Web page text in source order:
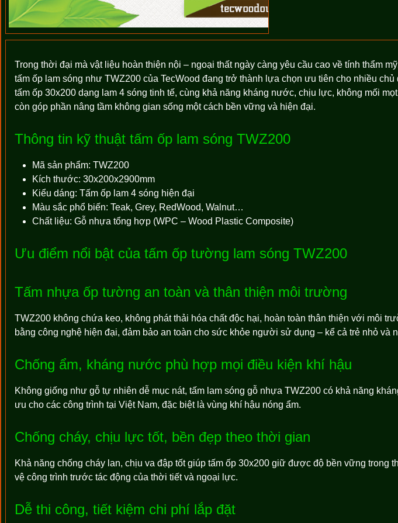
Trong thời đại mà vật liệu hoàn thiện nội – ngoại thất ngày càng yêu cầu cao về tính thẩm
tấm ốp lam sóng như TWZ200 của TecWood đang trở thành lựa chọn ưu tiên cho nhiều
tấm ốp 30x200 dạng lam 4 sóng tinh tế, cùng khả năng kháng nước, chịu lực, không mối
còn góp phần nâng tầm không gian sống một cách bền vững và hiện đại.
Thông tin kỹ thuật tấm ốp lam sóng TWZ200
Mã sản phẩm: TWZ200
Kích thước: 30x200x2900mm
Kiểu dáng: Tấm ốp lam 4 sóng hiện đại
Màu sắc phổ biến: Teak, Grey, RedWood, Walnut…
Chất liệu: Gỗ nhựa tổng hợp (WPC – Wood Plastic Composite)
Ưu điểm nổi bật của tấm ốp tường lam sóng TWZ200
Tấm nhựa ốp tường an toàn và thân thiện môi trường
TWZ200 không chứa keo, không phát thải hóa chất độc hại, hoàn toàn thân thiện với môi
bằng công nghệ hiện đại, đảm bảo an toàn cho sức khỏe người sử dụng – kể cả trẻ nhỏ và
Chống ẩm, kháng nước phù hợp mọi điều kiện khí hậu
Không giống như gỗ tự nhiên dễ mục nát, tấm lam sóng gỗ nhựa TWZ200 có khả năng
ưu cho các công trình tại Việt Nam, đặc biệt là vùng khí hậu nóng ẩm.
Chống cháy, chịu lực tốt, bền đẹp theo thời gian
Khả năng chống cháy lan, chịu va đập tốt giúp tấm ốp 30x200 giữ được độ bền vững trong
vệ công trình trước tác động của thời tiết và ngoại lực.
Dễ thi công, tiết kiệm chi phí lắp đặt